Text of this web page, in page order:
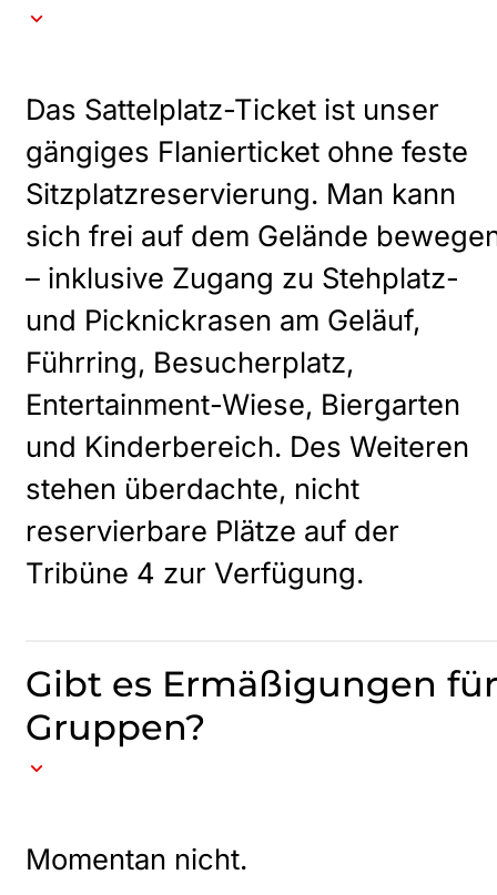
Das Sattelplatz-Ticket ist unser
gängiges Flanierticket ohne feste
Sitzplatzreservierung. Man kann
sich frei auf dem Gelände
– inklusive Zugang zu Stehplatz-
und Picknickrasen am Geläuf,
Führring, Besucherplatz,
Entertainment-Wiese, Biergarten
und Kinderbereich. Des Weiteren
stehen überdachte, nicht
reservierbare Plätze auf der
Tribüne 4 zur Verfügung.
Gibt es Ermäßigungen für
Gruppen?
Momentan nicht.